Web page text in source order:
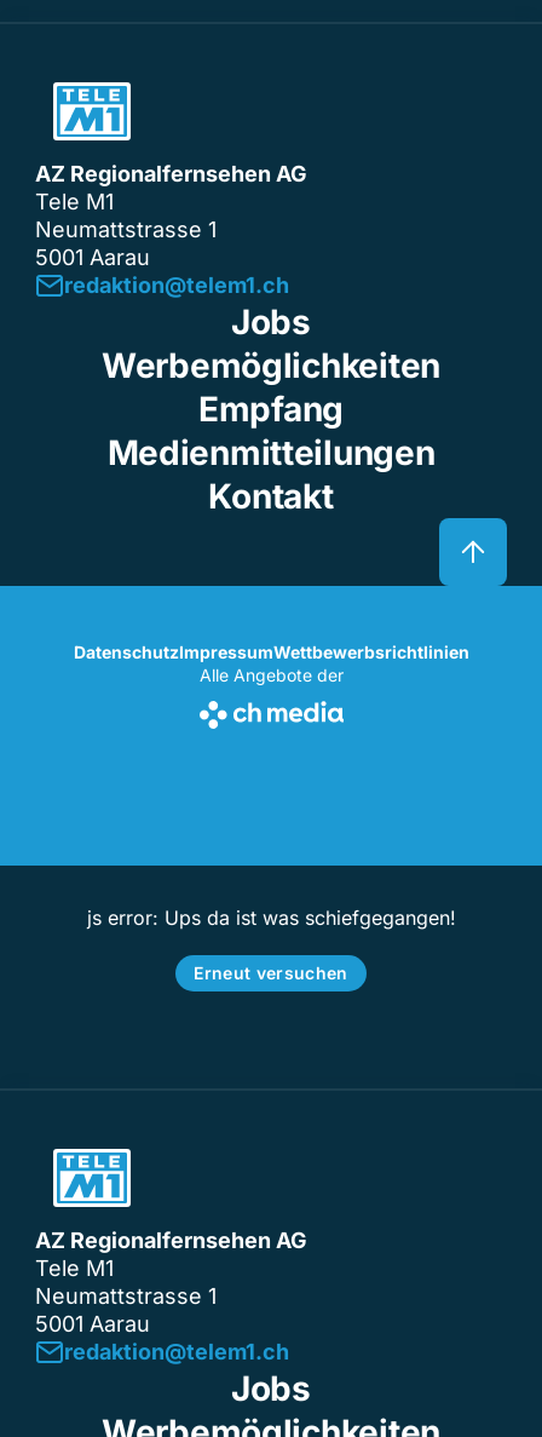
AZ Regionalfernsehen AG
Tele M1
Neumattstrasse 1
5001 Aarau
redaktion@telem1.ch
Jobs
Werbemöglichkeiten
Empfang
Medienmitteilungen
Kontakt
DatenschutzImpressumWettbewerbsrichtlinien
Alle Angebote der
js error: Ups da ist was schiefgegangen!
Erneut versuchen
AZ Regionalfernsehen AG
Tele M1
Neumattstrasse 1
5001 Aarau
redaktion@telem1.ch
Jobs